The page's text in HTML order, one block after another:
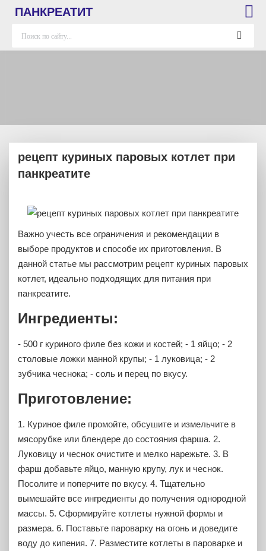
ПАНКРЕАТИТ
рецепт куриных паровых котлет при
панкреатите
Важно учесть все ограничения и рекомендации в
выборе продуктов и способе их приготовления. В
данной статье мы рассмотрим рецепт куриных паровых
котлет, идеально подходящих для питания при
панкреатите.
Ингредиенты:
- 500 г куриного филе без кожи и костей; - 1 яйцо; - 2
столовые ложки манной крупы; - 1 луковица; - 2
зубчика чеснока; - соль и перец по вкусу.
Приготовление:
1. Куриное филе промойте, обсушите и измельчите в
мясорубке или блендере до состояния фарша. 2.
Луковицу и чеснок очистите и мелко нарежьте. 3. В
фарш добавьте яйцо, манную крупу, лук и чеснок.
Посолите и поперчите по вкусу. 4. Тщательно
вымешайте все ингредиенты до получения однородной
массы. 5. Сформируйте котлеты нужной формы и
размера. 6. Поставьте пароварку на огонь и доведите
воду до кипения. 7. Разместите котлеты в пароварке и